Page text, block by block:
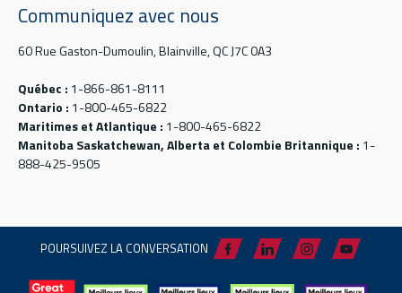
Communiquez avec nous
60 Rue Gaston-Dumoulin, Blainville, QC J7C 0A3
Québec : 1-866-861-8111
Ontario : 1-800-465-6822
Maritimes et Atlantique : 1-800-465-6822
Manitoba Saskatchewan, Alberta et Colombie Britannique : 1-
888-425-9505
POURSUIVEZ LA CONVERSATION